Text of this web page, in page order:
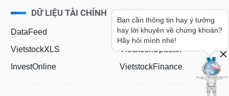
DỮ LIỆU TÀI CHÍNH
DataFeed
VietstockXLS
InvestOnline
IROnline
VietstockUpdater
VietstockFinance
Bạn cần thông tin hay ý tưởng
hay lời khuyên về chứng khoán?
Hãy hỏi mình nhé!